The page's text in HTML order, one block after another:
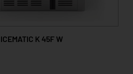
K 45F W